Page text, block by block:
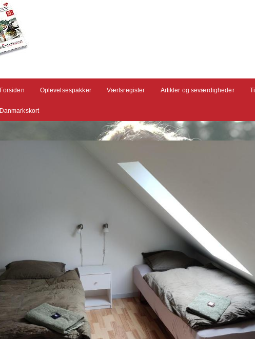
Forsiden Oplevelsespakker Værtsregister Artikler og seværdigheder
Danmarkskort